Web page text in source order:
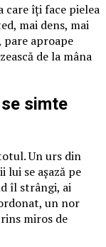
care îți face pielea
mai dens, mai
pare aproape
de la mâna
simte
Un urs din
lui se așază pe
îl strângi, ai
un nor
miros de